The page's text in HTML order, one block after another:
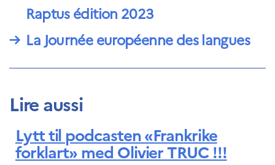
Raptus édition 2023
→ La Journée européenne des langues
Lire aussi
Lytt til podcasten «Frankrike
forklart» med Olivier TRUC !!!